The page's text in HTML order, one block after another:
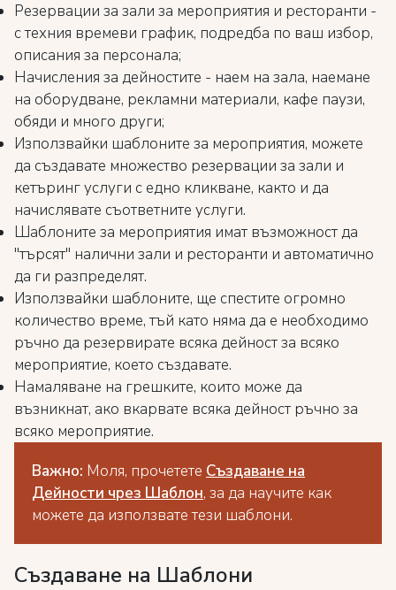
Резервации за зали за мероприятия и ресторанти -
с техния времеви график, подредба по ваш избор,
описания за персонала;
Начисления за дейностите - наем на зала, наемане
на оборудване, рекламни материали, кафе паузи,
обяди и много други;
Използвайки шаблоните за мероприятия, можете
да създавате множество резервации за зали и
кетъринг услуги с едно кликване, както и да
начислявате съответните услуги.
Шаблоните за мероприятия имат възможност да
"търсят" налични зали и ресторанти и автоматично
да ги разпределят.
Използвайки шаблоните, ще спестите огромно
количество време, тъй като няма да е необходимо
ръчно да резервирате всяка дейност за всяко
мероприятие, което създавате.
Намаляване на грешките, които може да
възникнат, ако вкарвате всяка дейност ръчно за
всяко мероприятие.
Важно: Моля, прочетете Създаване на
Дейности чрез Шаблон, за да научите как
можете да използвате тези шаблони.
Създаване на Шаблони